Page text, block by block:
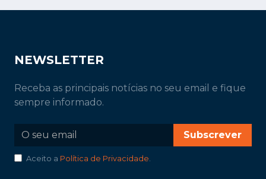
NEWSLETTER
Receba as principais notícias no seu email e fique
sempre informado.
Subscrever
Aceito a Política de Privacidade